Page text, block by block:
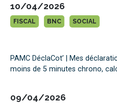
10/04/2026
FISCAL BNC SOCIAL
PAMC DéclaCot’ | Mes
moins de 5 minutes chrono,
09/04/2026